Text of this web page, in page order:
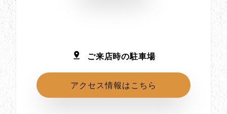
ご来店時の駐車場
アクセス情報はこちら
所在地